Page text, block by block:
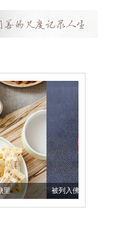
被列入佛家七宝的它到底有多美？